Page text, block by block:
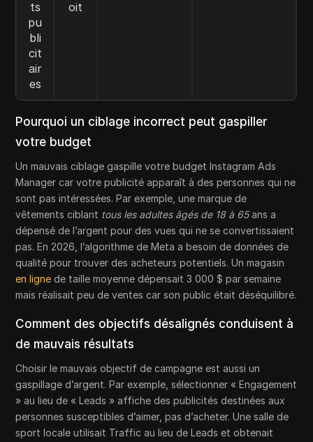
ts
pu
bli
cit
air
es
oit
Pourquoi un ciblage incorrect peut gaspiller
votre budget
Un mauvais ciblage gaspille votre budget Instagram Ads
Manager car votre publicité apparaît à des personnes qui ne
sont pas intéressées. Par exemple, une marque de
vêtements ciblant tous les adultes âgés de 18 à 65ans a
dépensé de l’argent pour des vues qui ne se convertissaient
pas. En 2026, l’algorithme de Meta a besoin de données de
qualité pour trouver des acheteurs potentiels. Un magasin
en ligne de taille moyenne dépensait 3 000 $ par semaine
mais réalisait peu de ventes car son public était déséquilibré.
Comment des objectifs désalignés conduisent à
de mauvais résultats
Choisir le mauvais objectif de campagne est aussi un
gaspillage d’argent. Par exemple, sélectionner « Engagement
» au lieu de « Leads » affiche des publicités destinées aux
personnes susceptibles d’aimer, pas d’acheter. Une salle de
sport locale utilisait Traffic au lieu de Leads et obtenait